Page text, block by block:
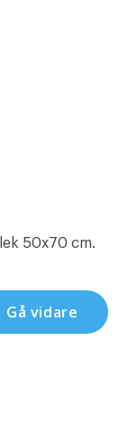
50x70 cm.
Gå vidare